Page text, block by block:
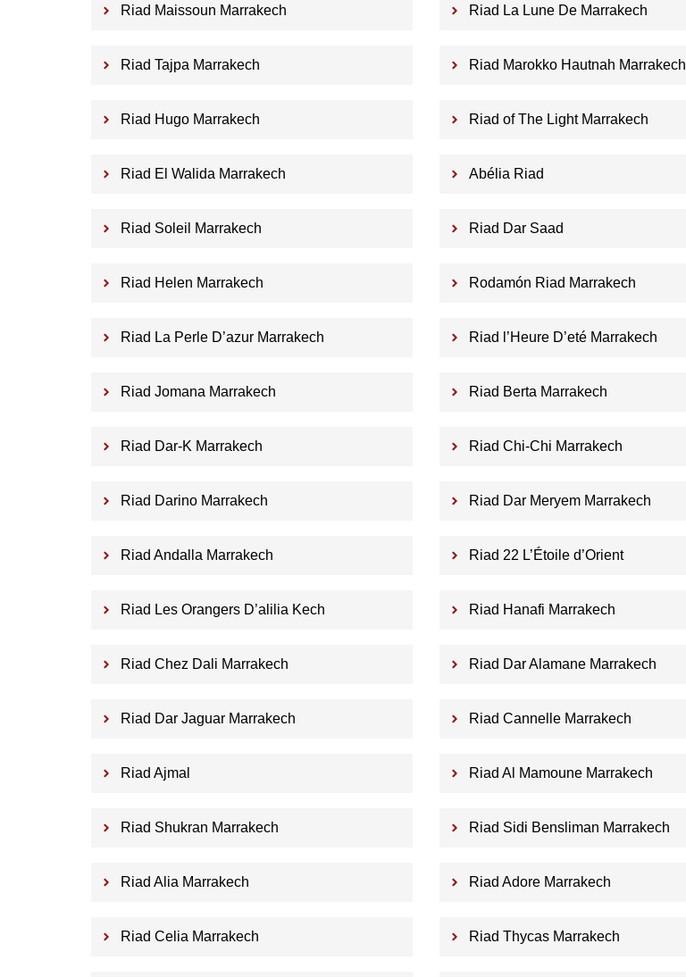
Riad Maissoun Marrakech Riad La Lune De Marrakech
Riad Tajpa Marrakech Riad Marokko Hautnah Marrakech
Riad Hugo Marrakech Riad of The Light Marrakech
Riad El Walida Marrakech Abélia Riad
Riad Soleil Marrakech Riad Dar Saad
Riad Helen Marrakech Rodamón Riad Marrakech
Riad La Perle D’azur Marrakech Riad l’Heure D’eté Marrakech
Riad Jomana Marrakech Riad Berta Marrakech
Riad Dar-K Marrakech Riad Chi-Chi Marrakech
Riad Darino Marrakech Riad Dar Meryem Marrakech
Riad Andalla Marrakech Riad 22 L’Étoile d’Orient
Riad Les Orangers D’alilia Kech Riad Hanafi Marrakech
Riad Chez Dali Marrakech Riad Dar Alamane Marrakech
Riad Dar Jaguar Marrakech Riad Cannelle Marrakech
Riad Ajmal Riad Al Mamoune Marrakech
Riad Shukran Marrakech Riad Sidi Bensliman Marrakech
Riad Alia Marrakech Riad Adore Marrakech
Riad Celia Marrakech Riad Thycas Marrakech